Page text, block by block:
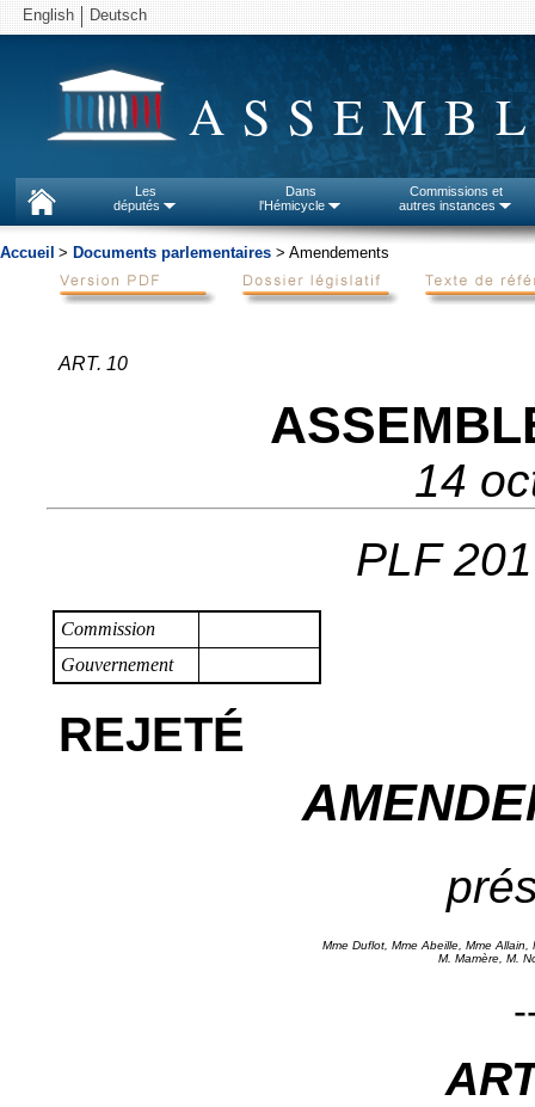
English Deutsch
Les
députés
Dans
l'Hémicycle
Commissions et
autres instances
Accueil > Documents parlementaires > Amendements
ART. 10
14
PLF
Commission
Gouvernement
REJETÉ
Mme Duflot, Mme Abeille, Mme
M. Mamère, M.